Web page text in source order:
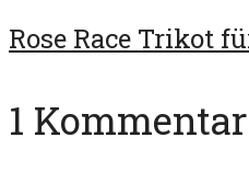
Rose Race Trikot
1 Kommentar